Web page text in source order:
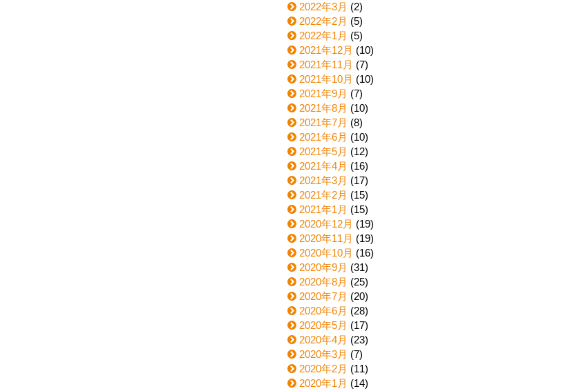
2022年3月 (2)
2022年2月 (5)
2022年1月 (5)
2021年12月 (10)
2021年11月 (7)
2021年10月 (10)
2021年9月 (7)
2021年8月 (10)
2021年7月 (8)
2021年6月 (10)
2021年5月 (12)
2021年4月 (16)
2021年3月 (17)
2021年2月 (15)
2021年1月 (15)
2020年12月 (19)
2020年11月 (19)
2020年10月 (16)
2020年9月 (31)
2020年8月 (25)
2020年7月 (20)
2020年6月 (28)
2020年5月 (17)
2020年4月 (23)
2020年3月 (7)
2020年2月 (11)
2020年1月 (14)